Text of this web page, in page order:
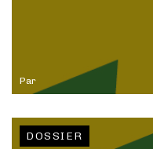
Par
DOSSIER